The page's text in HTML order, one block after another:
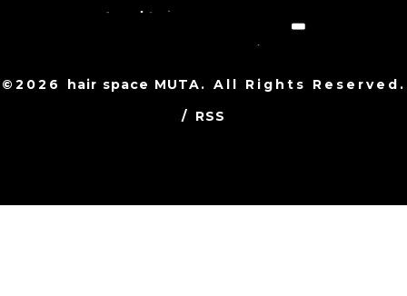
©2026 hair space MUTA. All Rights Reserved.
/ RSS